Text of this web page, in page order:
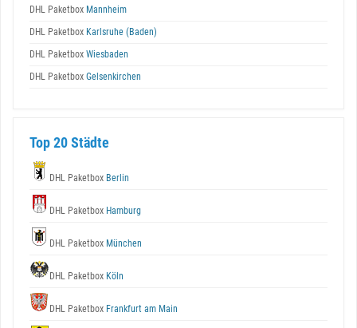
DHL Paketbox Mannheim
DHL Paketbox Karlsruhe (Baden)
DHL Paketbox Wiesbaden
DHL Paketbox Gelsenkirchen
Top 20 Städte
DHL Paketbox Berlin
DHL Paketbox Hamburg
DHL Paketbox München
DHL Paketbox Köln
DHL Paketbox Frankfurt am Main